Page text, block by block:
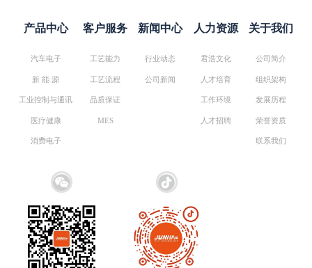
产品中心
汽车电子
新 能 源
工业控制与通讯
医疗健康
消费电子
客户服务
工艺能力
工艺流程
品质保证
MES
新闻中心
行业动态
公司新闻
人力资源
君浩文化
人才培育
工作环境
人才招聘
关于我们
公司简介
组织架构
发展历程
荣誉资质
联系我们